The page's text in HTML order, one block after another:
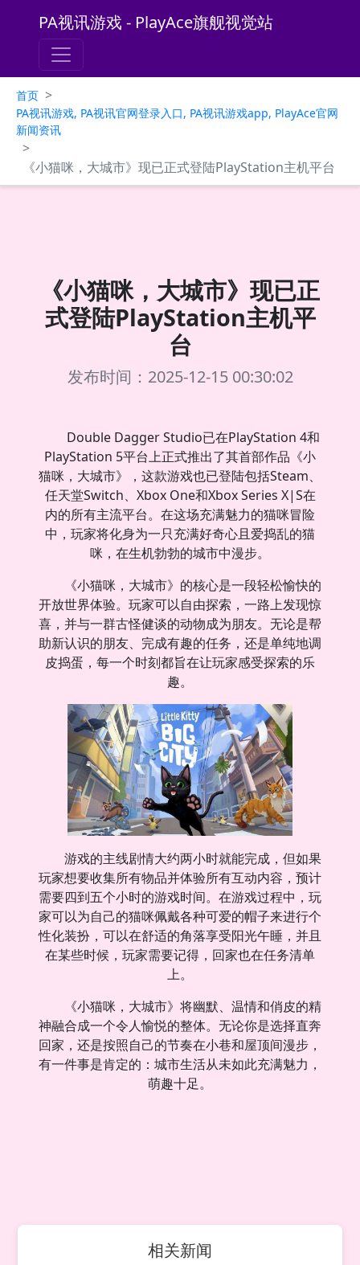
PA视讯游戏 - PlayAce旗舰视觉站
首页 >
PA视讯游戏, PA视讯官网登录入口, PA视讯游戏app, PlayAce官网
新闻资讯
>
《小猫咪，大城市》现已正式登陆PlayStation主机平台
《小猫咪，大城市》现已正
式登陆PlayStation主机平
台
发布时间：2025-12-15 00:30:02
Double Dagger Studio已在PlayStation 4和
PlayStation 5平台上正式推出了其首部作品《小
猫咪，大城市》，这款游戏也已登陆包括Steam、
任天堂Switch、Xbox One和Xbox Series X|S在
内的所有主流平台。在这场充满魅力的猫咪冒险
中，玩家将化身为一只充满好奇心且爱捣乱的猫
咪，在生机勃勃的城市中漫步。
《小猫咪，大城市》的核心是一段轻松愉快的
开放世界体验。玩家可以自由探索，一路上发现惊
喜，并与一群古怪健谈的动物成为朋友。无论是帮
助新认识的朋友、完成有趣的任务，还是单纯地调
皮捣蛋，每一个时刻都旨在让玩家感受探索的乐
趣。
游戏的主线剧情大约两小时就能完成，但如果
玩家想要收集所有物品并体验所有互动内容，预计
需要四到五个小时的游戏时间。在游戏过程中，玩
家可以为自己的猫咪佩戴各种可爱的帽子来进行个
性化装扮，可以在舒适的角落享受阳光午睡，并且
在某些时候，玩家需要记得，回家也在任务清单
上。
《小猫咪，大城市》将幽默、温情和俏皮的精
神融合成一个令人愉悦的整体。无论你是选择直奔
回家，还是按照自己的节奏在小巷和屋顶间漫步，
有一件事是肯定的：城市生活从未如此充满魅力，
萌趣十足。
相关新闻